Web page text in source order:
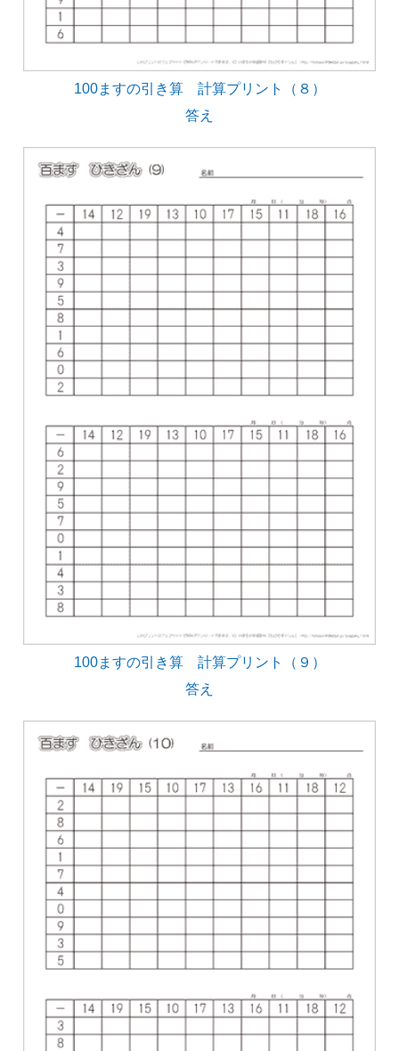
100ますの引き算 計算プリント（８）
答え
100ますの引き算 計算プリント（９）
答え